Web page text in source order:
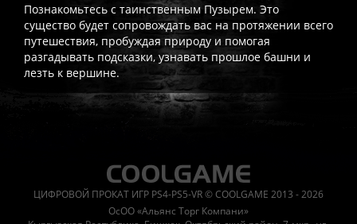
Познакомьтесь с таинственным Пузырем. Это
существо будет сопровождать вас на протяжении всего
путешествия, пробуждая природу и помогая
разгадывать подсказки, узнавать прошлое башни и
лезть к вершине.
Часто спрашивают
Работает ли русский язык? Если локализация игры для
Что если игра не запускается?Свяжитесь с нашей
ЦИФРОВОЙ ПРОКАТ ИГР PS4-PS5-VR © COOLGAME 2013 - 2026
ОсОО «Альянс Торг Компани»